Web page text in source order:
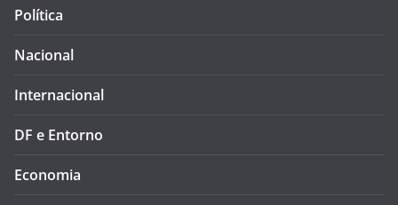
Política
Nacional
Internacional
DF e Entorno
Economia